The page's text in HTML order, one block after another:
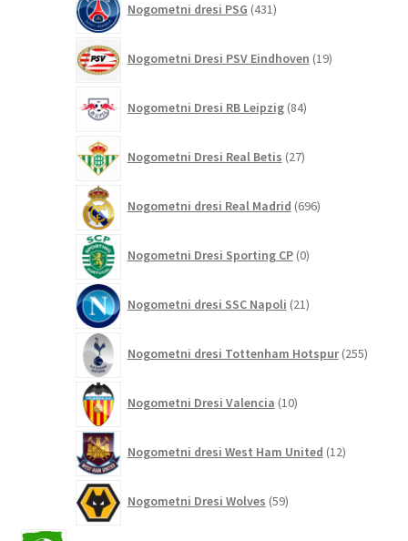
Nogometni dresi PSG 431izdelkov
Nogometni Dresi PSV Eindhoven 19izdelkov
Nogometni Dresi RB Leipzig 84izdelkov
Nogometni Dresi Real Betis 27izdelkov
Nogometni dresi Real Madrid 696izdelkov
Nogometni Dresi Sporting CP 0izdelkov
Nogometni dresi SSC Napoli 21izdelkov
Nogometni dresi Tottenham Hotspur 255
Nogometni Dresi Valencia 10izdelkov
Nogometni dresi West Ham United 12izdelkov
Nogometni Dresi Wolves 59izdelkov